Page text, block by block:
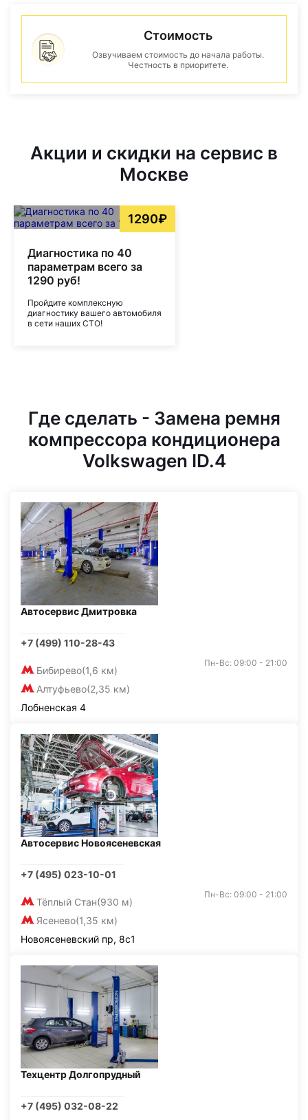
Стоимость
Озвучиваем стоимость до начала работы.
Честность в приоритете.
Акции и скидки на сервис в
Москве
1290₽
Диагностика по 40
параметрам всего за
1290 руб!
Пройдите комплексную
диагностику вашего автомобиля
в сети наших СТО!
Где сделать - Замена ремня
компрессора кондиционера
Volkswagen ID.4
Автосервис Дмитровка
+7 (499) 110-28-43
Бибирево(1,6 км)
Алтуфьево(2,35 км)
Пн-Вс: 09:00 - 21:00
Лобненская 4
Автосервис Новоясеневская
+7 (495) 023-10-01
Тёплый Стан(930 м)
Ясенево(1,35 км)
Пн-Вс: 09:00 - 21:00
Новоясеневский пр, 8с1
Техцентр Долгопрудный
+7 (495) 032-08-22